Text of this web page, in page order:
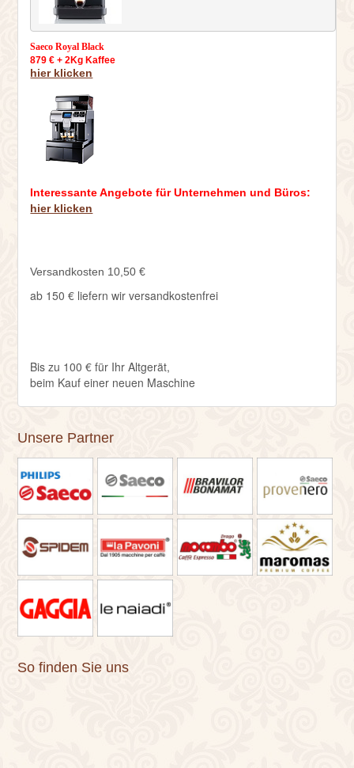
Saeco Royal Black
879 € + 2Kg Kaffee
hier klicken
Interessante Angebote für Unternehmen und Büros:
hier klicken
Versandkosten 10,50 €
ab 150 € liefern wir versandkostenfrei
Bis zu 100 € für Ihr Altgerät,
beim Kauf einer neuen Maschine
Unsere Partner
So finden Sie uns